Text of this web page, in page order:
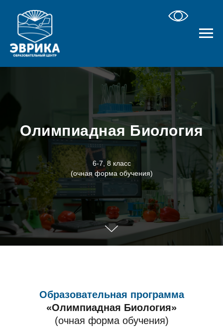
Олимпиадная Биология
6-7, 8 класс
(очная форма обучения)
Образовательная программа
«Олимпиадная Биология»
(очная форма обучения)